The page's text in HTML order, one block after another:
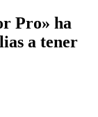
Pro» ha
a tener